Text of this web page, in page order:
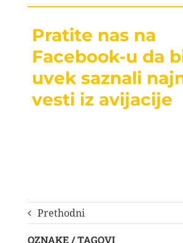
Pratite nas na
Facebook-u da
uvek saznali
vesti iz avijacije
Prethodni
OZNAKE / TAGOVI